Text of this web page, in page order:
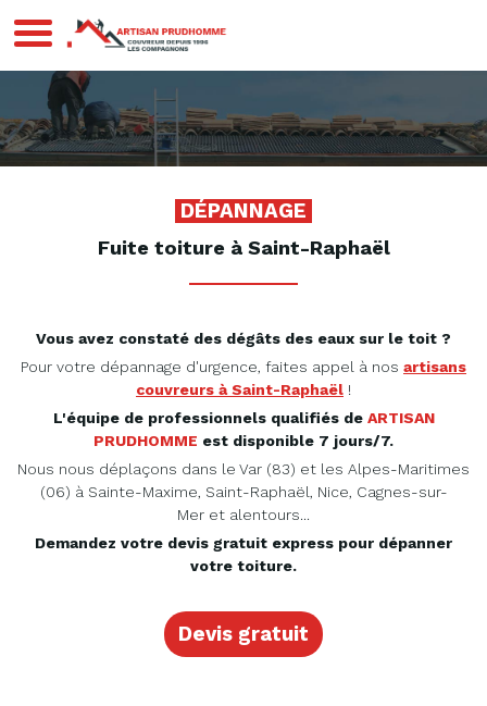
DÉPANNAGE
Fuite toiture à Saint-Raphaël
Vous avez constaté des dégâts des eaux sur le toit ?
Pour votre dépannage d'urgence, faites appel à nos artisans
couvreurs à Saint-Raphaël !
L'équipe de professionnels qualifiés de ARTISAN
PRUDHOMME est disponible 7 jours/7.
Nous nous déplaçons dans le Var (83) et les Alpes-Maritimes
(06) à Sainte-Maxime, Saint-Raphaël, Nice, Cagnes-sur-
Mer et alentours...
Demandez votre devis gratuit express pour dépanner
votre toiture.
Devis gratuit